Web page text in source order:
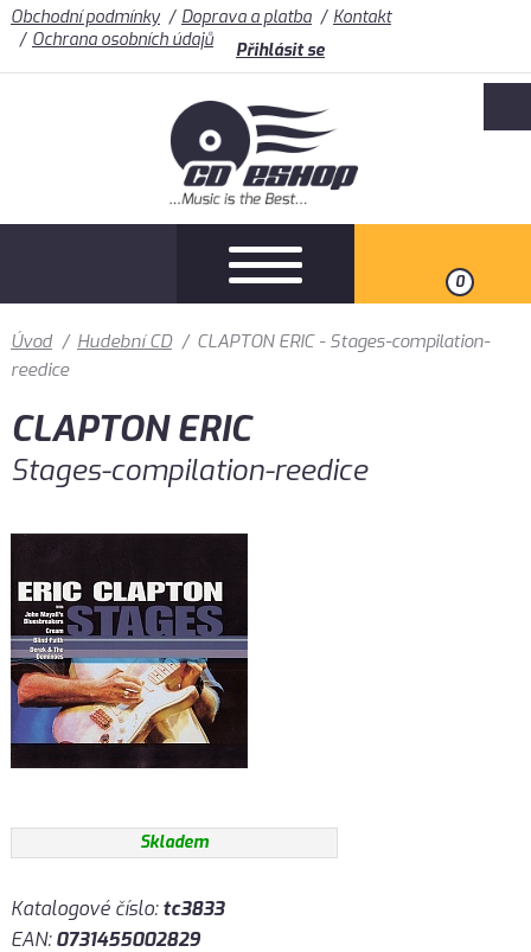
Obchodní podmínky Doprava a platba
Kontakt
Ochrana osobních údajů
Přihlásit se
0
Úvod / Hudební CD / CLAPTON ERIC - Stages-compilation-
reedice
CLAPTON ERIC
Stages-compilation-reedice
Skladem
Katalogové číslo:tc3833
EAN:0731455002829